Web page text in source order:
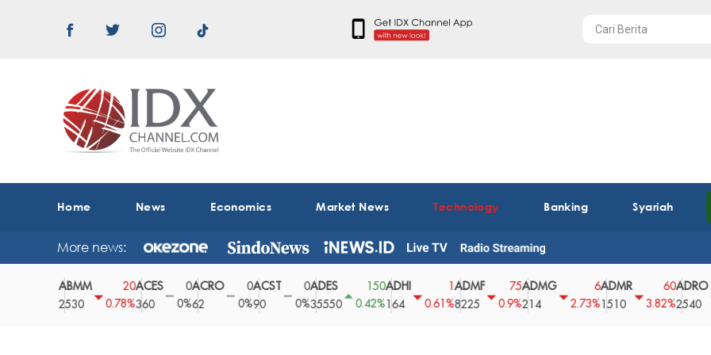
Home News Economics Market News Technology Banking Syariah
More news:
20
0.78%
ACES
360
0
0%
ACRO
0
0%
ACST
0
0%
ADES
35550
150
0.42%
ADHI
164
0.61%8225
75
0.9%
ADMG
214
2.73%
ADMR
1510
60
3.82%
ADRO
2540
0
0%43